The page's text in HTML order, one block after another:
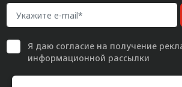
Я даю согласиена получение
информационной рассылки